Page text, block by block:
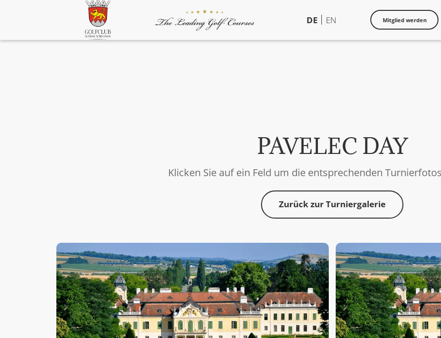
DE EN Mitglied werden
PAVELEC DAY
Klicken Sie auf ein Feld um die entsprechenden
Zurück zur Turniergalerie